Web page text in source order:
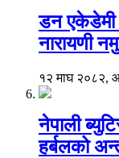
डन एकेडेमी
नारायणी
१२ माघ २०८२,
नेपाली
हर्बलको